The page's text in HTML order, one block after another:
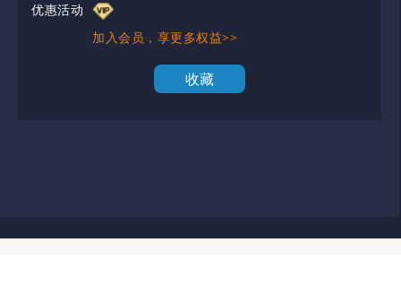
优惠活动
加入会员，享更多权益>>
收藏